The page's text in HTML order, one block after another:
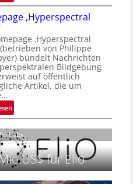
n
i
g
h
t
2
0
2
6
t
e
l
i
g
t
s
c
h
a
n
S
e
r
O
G
s
t
ä
r
k
P
r
ä
s
e
n
z
‚Hyperspectral
‚Hyperspectral
(betrieben von Philippe
bündelt Nachrichten
Bildgebung
auf öffentlich
Artikel, die um
:
H
o
m
e
p
a
Labs.
für Elio